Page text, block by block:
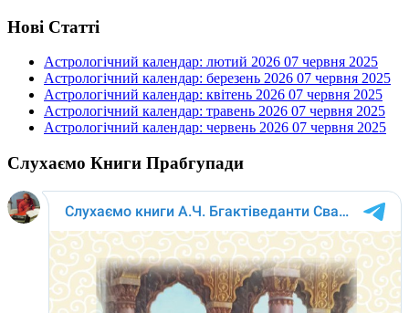
Нові Статті
Астрологічний календар: лютий 2026 07 червня 2025
Астрологічний календар: березень 2026 07 червня 2025
Астрологічний календар: квітень 2026 07 червня 2025
Астрологічний календар: травень 2026 07 червня 2025
Астрологічний календар: червень 2026 07 червня 2025
Слухаємо Книги Прабгупади